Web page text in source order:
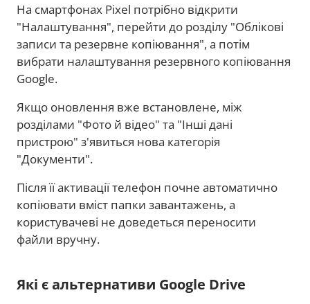
На смартфонах Pixel потрібно відкрити
"Налаштування", перейти до розділу "Облікові
записи та резервне копіювання", а потім
вибрати налаштування резервного копіювання
Google.
Якщо оновлення вже встановлене, між
розділами "Фото й відео" та "Інші дані
пристрою" з'явиться нова категорія
"Документи".
Після її активації телефон почне автоматично
копіювати вміст папки завантажень, а
користувачеві не доведеться переносити
файли вручну.
Які є альтернативи Google Drive